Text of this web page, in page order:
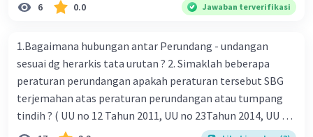
6 0.0 Jawaban terverifikasi
1.Bagaimana hubungan antar Perundang - undangan
sesuai dg herarkis tata urutan ? 2. Simaklah beberapa
peraturan perundangan apakah peraturan tersebut SBG
terjemahan atas peraturan perundangan atau tumpang
tindih ? ( UU no 12 Tahun 2011, UU no 23Tahun 2014, UU No
25 Tahun 2004 ) 3 . Tuliskan peraturan perundangan yg di